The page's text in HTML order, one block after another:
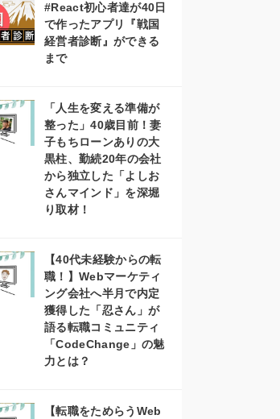
#React初心者達が40日
で作ったアプリ『戦国
経営者診断』ができる
まで
「人生を変える準備が
整った」40歳目前！妻
子もちローンありの大
黒柱、勤続20年の会社
から独立した「よしお
さんマインド」を深堀
り取材！
【40代未経験からの転
職！】Webマーケティ
ング会社へ半月で内定
獲得した「忍さん」が
語る転職コミュニティ
「CodeChange」の魅
力とは？
【転職をためらうWeb